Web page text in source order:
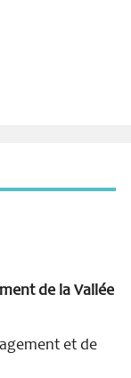
de la Vallée
et de